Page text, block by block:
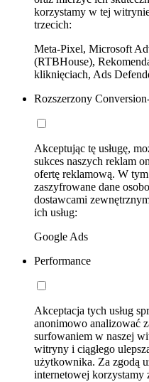
korzystamy w tej
trzecich:
Meta-Pixel, Microsoft
(RTBHouse),
kliknięciach, Ads
Rozszerzony
Akceptując tę usługę,
sukces naszych reklam
ofertę reklamową. W
zaszyfrowane dane
dostawcami
ich usług:
Google Ads
Performance
Akceptacja tych usług
anonimowo analizować
surfowaniem w naszej
witryny i ciągłego
użytkownika. Za zgodą
internetowej korzystamy